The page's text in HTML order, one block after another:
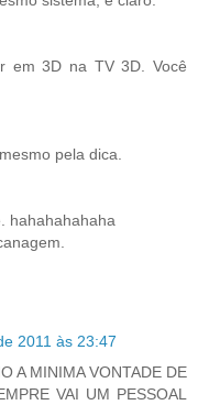
em 3D na TV 3D. Você
pela dica.
hahahahahaha
2011 às 23:47
A MINIMA VONTADE DE
VAI UM PESSOAL